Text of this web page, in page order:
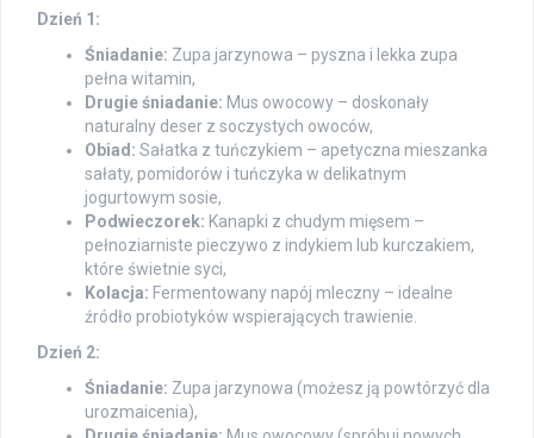
Dzień 1:
Śniadanie: Zupa jarzynowa – pyszna i lekka zupa
pełna witamin,
Drugie śniadanie: Mus owocowy – doskonały
naturalny deser z soczystych owoców,
Obiad: Sałatka z tuńczykiem – apetyczna mieszanka
sałaty, pomidorów i tuńczyka w delikatnym
jogurtowym sosie,
Podwieczorek: Kanapki z chudym mięsem –
pełnoziarniste pieczywo z indykiem lub kurczakiem,
które świetnie syci,
Kolacja: Fermentowany napój mleczny – idealne
źródło probiotyków wspierających trawienie.
Dzień 2:
Śniadanie: Zupa jarzynowa (możesz ją powtórzyć dla
urozmaicenia),